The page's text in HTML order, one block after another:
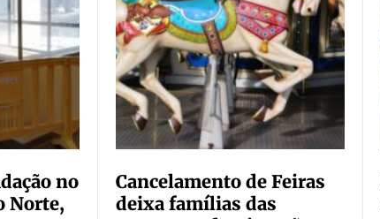
no
Norte,
Cancelamento de Feiras
deixa famílias das